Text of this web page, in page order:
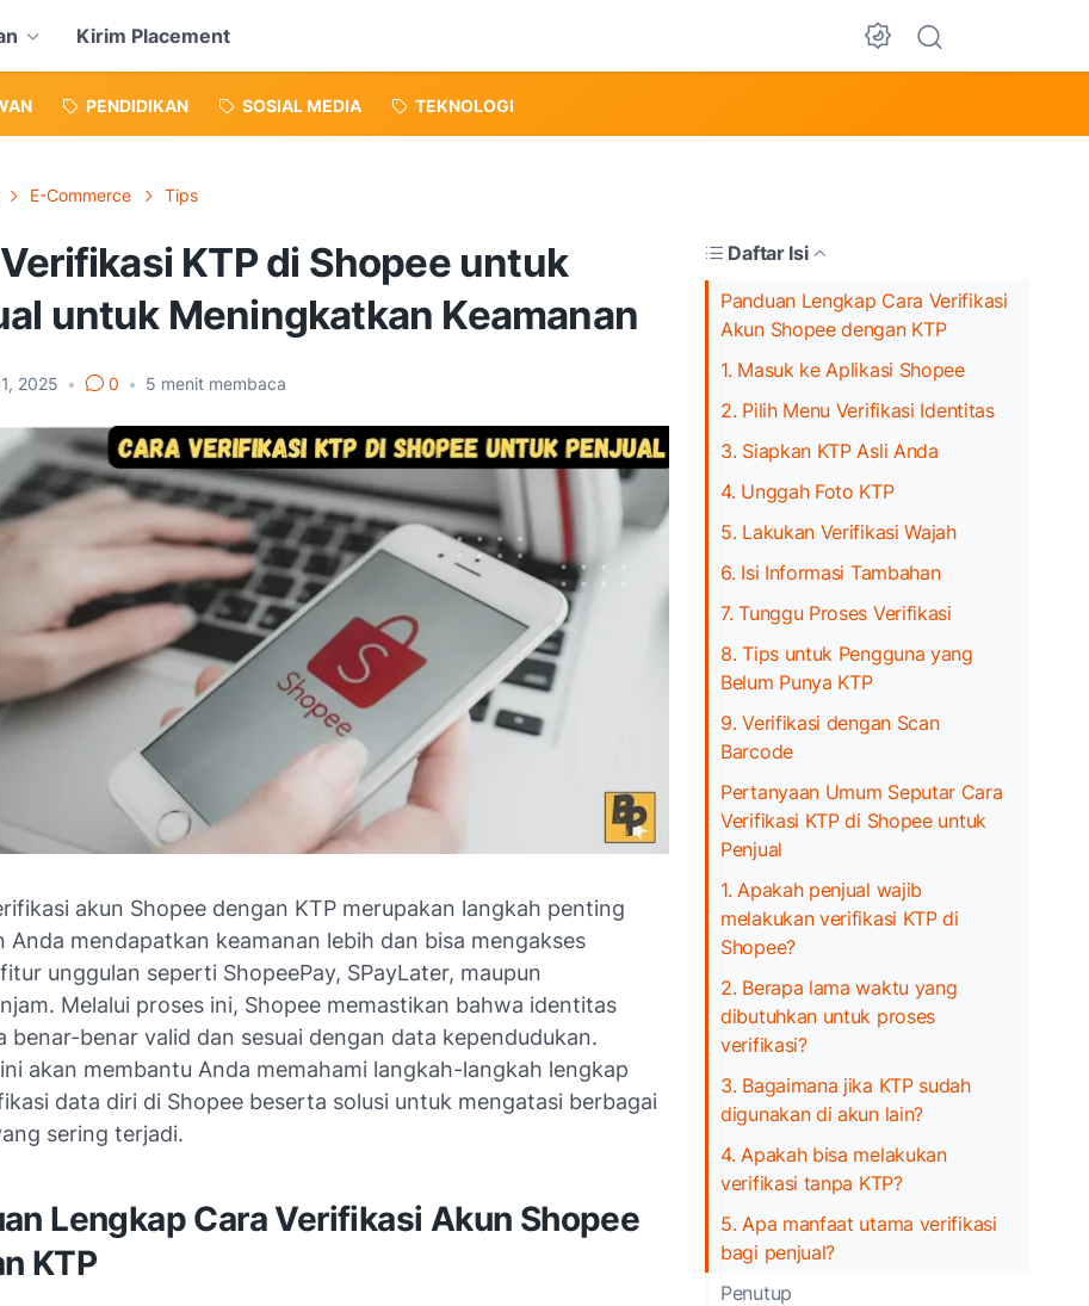
Kirim Placement
Dark Mode
PENDIDIKAN SOSIAL MEDIA TEKNOLOGI
E-Commerce Tips
KTP di Shopee untuk
untuk Meningkatkan Keamanan
2025 • 0 • 5 menit membaca
Daftar Isi
Panduan Lengkap Cara Verifikasi
Akun Shopee dengan KTP
1. Masuk ke Aplikasi Shopee
2. Pilih Menu Verifikasi Identitas
3. Siapkan KTP Asli Anda
4. Unggah Foto KTP
5. Lakukan Verifikasi Wajah
6. Isi Informasi Tambahan
7. Tunggu Proses Verifikasi
8. Tips untuk Pengguna yang
Belum Punya KTP
9. Verifikasi dengan Scan
Barcode
Pertanyaan Umum Seputar Cara
Verifikasi KTP di Shopee untuk
Penjual
1. Apakah penjual wajib
melakukan verifikasi KTP di
Shopee?
2. Berapa lama waktu yang
dibutuhkan untuk proses
verifikasi?
3. Bagaimana jika KTP sudah
digunakan di akun lain?
4. Apakah bisa melakukan
verifikasi tanpa KTP?
5. Apa manfaat utama verifikasi
bagi penjual?
Penutup
akun Shopee dengan KTP merupakan langkah penting
Anda mendapatkan keamanan lebih dan bisa mengakses
unggulan seperti ShopeePay, SPayLater, maupun
Melalui proses ini, Shopee memastikan bahwa identitas
benar-benar valid dan sesuai dengan data kependudukan.
akan membantu Anda memahami langkah-langkah lengkap
data diri di Shopee beserta solusi untuk mengatasi berbagai
sering terjadi.
Lengkap Cara Verifikasi Akun Shopee
KTP